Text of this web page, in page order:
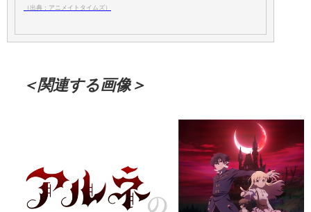
（出典：アニメイトタイムズ）
＜関連する画像＞